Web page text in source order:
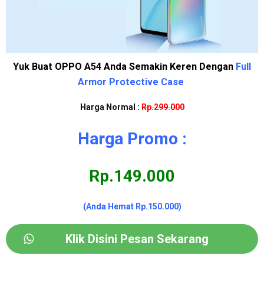
Yuk Buat OPPO A54 Anda Semakin Keren Dengan Full
Armor Protective Case
Harga Normal :Rp.299.000
Harga Promo :
Rp.149.000
(Anda Hemat Rp.150.000)
Klik Disini Pesan Sekarang